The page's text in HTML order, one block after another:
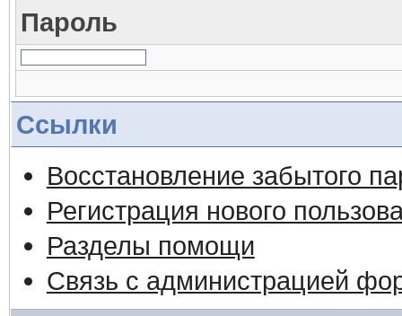
Пароль
Ссылки
Восстановление забытого
Регистрация нового
Разделы помощи
Связь с администрацией